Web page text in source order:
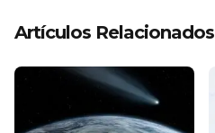
Artículos Relacionados